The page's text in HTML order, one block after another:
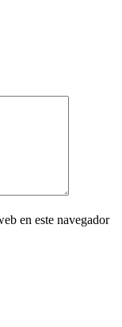
en este navegador